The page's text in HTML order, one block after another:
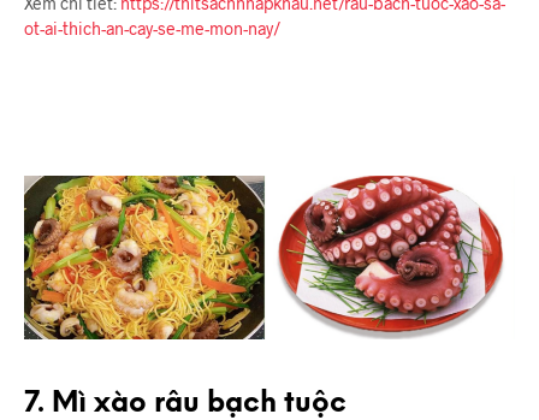
ot-ai-thich-an-cay-se-me-mon-nay/
7. Mì xào râu bạch tuộc